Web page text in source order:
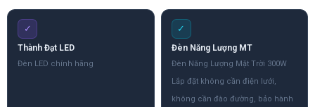
✓
Thành Đạt LED
Đèn LED chính hãng
✓
Đèn Năng Lượng MT
Đèn Năng Lượng Mặt Trời 300W
Lắp đặt không cần điện lưới,
không cần đào đường, bảo hành